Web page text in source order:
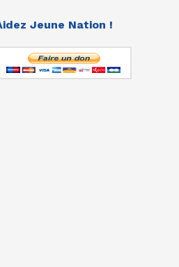
Jeune Nation !